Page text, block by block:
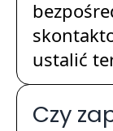
ustalić
Czy